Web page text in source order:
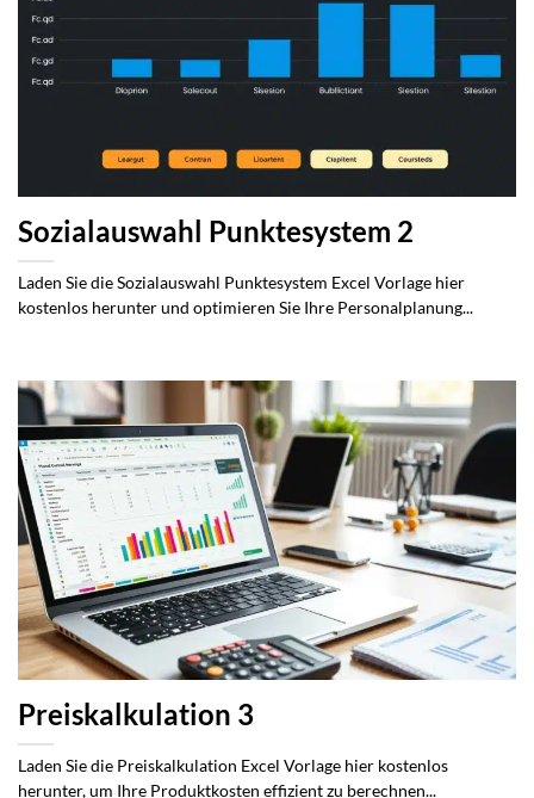
Sozialauswahl Punktesystem 2
Laden Sie die Sozialauswahl Punktesystem Excel Vorlage hier
kostenlos herunter und optimieren Sie Ihre Personalplanung...
Preiskalkulation 3
Laden Sie die Preiskalkulation Excel Vorlage hier kostenlos
herunter, um Ihre Produktkosten effizient zu berechnen...